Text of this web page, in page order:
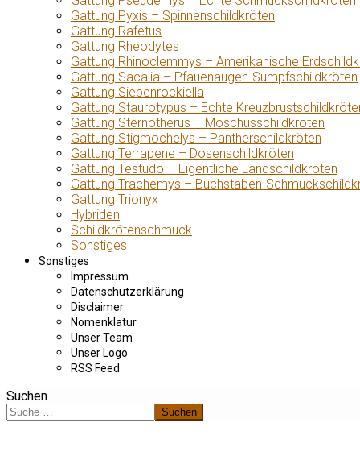
Gattung Pyxis – Spinnenschildkröten
Gattung Rafetus
Gattung Rheodytes
Gattung Rhinoclemmys – Amerikanische
Gattung Sacalia – Pfauenaugen-Sumpfschildkröten
Gattung Siebenrockiella
Gattung Staurotypus – Echte
Gattung Sternotherus – Moschusschildkröten
Gattung Stigmochelys – Pantherschildkröten
Gattung Terrapene – Dosenschildkröten
Gattung Testudo – Eigentliche Landschildkröten
Gattung Trachemys – Buchstaben-
Gattung Trionyx
Hybriden
Schildkrötenschmuck
Sonstiges
Sonstiges
Impressum
Datenschutzerklärung
Disclaimer
Nomenklatur
Unser Team
Unser Logo
RSS Feed
Suchen
Suchen